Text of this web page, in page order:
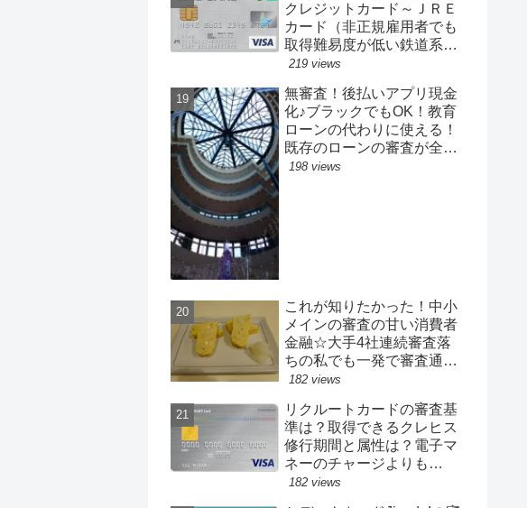
クレジットカード～ＪＲＥ
カード（非正規雇用者でも
取得難易度が低い鉄道系ク
レカ☆年収２００万円以下
219 views
無審査！後払いアプリ現金
化♪ブラックでもOK！教育
ローンの代わりに使える！
既存のローンの審査が全然
通らない人必見☆子供の学
198 views
これが知りたかった！中小
メインの審査の甘い消費者
金融☆大手4社連続審査落
ちの私でも一発で審査通
過！40万円の即日融資
182 views
リクルートカードの審査基
準は？取得できるクレヒス
修行期間と属性は？電子マ
ネーのチャージよりも
Pontaがお得？高還元率で
182 views